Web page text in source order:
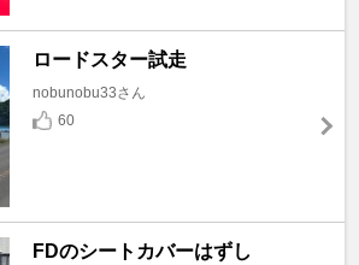
ロードスター試走
nobunobu33さん
60
FDのシートカバーはずし